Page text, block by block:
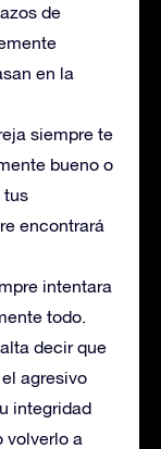
de
en la
siempre te
bueno o
tus
encontrará
intentara
todo.
decir que
agresivo
integridad
volverlo a